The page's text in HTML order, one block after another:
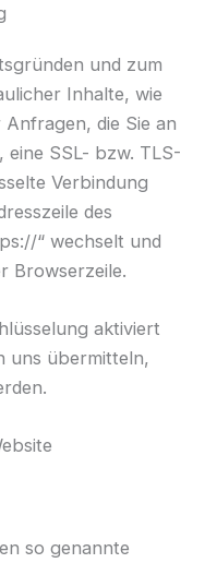
und zum
Inhalte, wie
die Sie an
eine SSL- bzw. TLS-
Verbindung
des
“ wechselt und
Browserzeile.
aktiviert
uns übermitteln,
so genannte